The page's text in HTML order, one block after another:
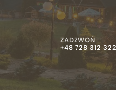
ZADZWOŃ
+48 728 312 322